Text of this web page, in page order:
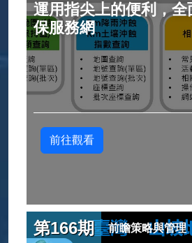
運用指尖上的便利，
保服務網
前往觀看
第166期 前瞻策略與管理